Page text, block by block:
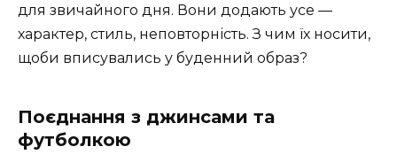
для звичайного дня. Вони додають усе —
характер, стиль, неповторність. З чим їх носити,
щоби вписувались у буденний образ?
Поєднання з джинсами та
футболкою